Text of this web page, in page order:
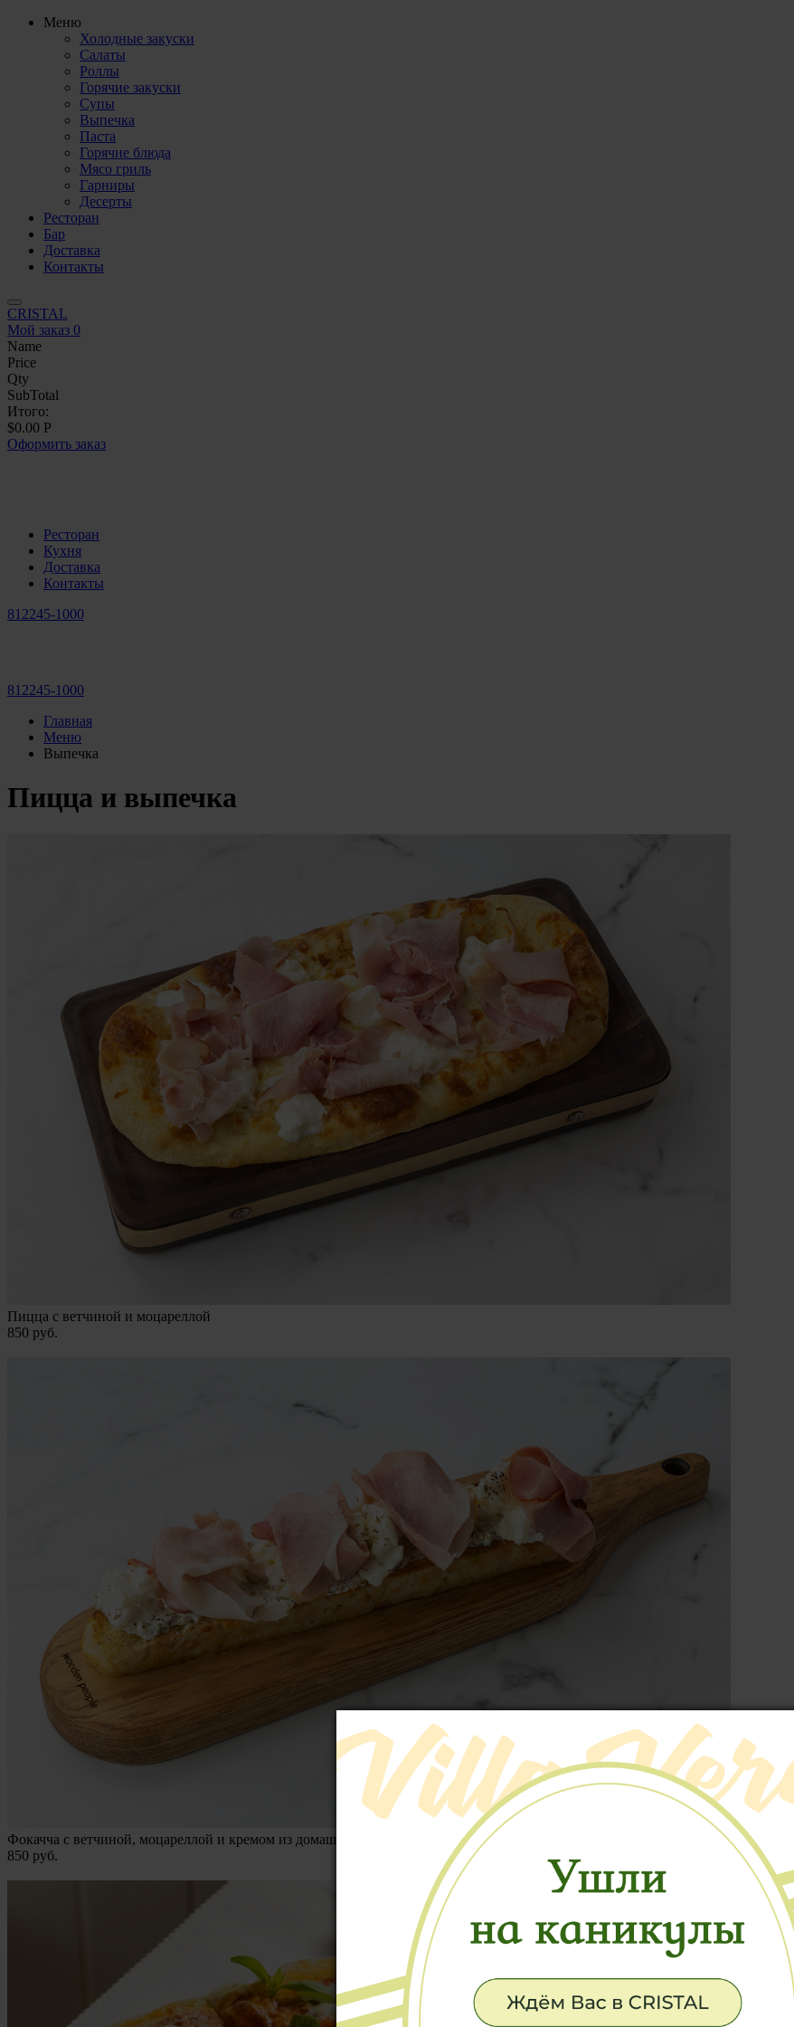
Меню
Холодные закуски
Салаты
Роллы
Горячие закуски
Супы
Выпечка
Паста
Горячие блюда
Мясо гриль
Гарниры
Десерты
Ресторан
Бар
Доставка
Контакты
CRISTAL
Мой заказ 0
Name
Price
Qty
SubTotal
Итого:
$0.00 Р
Оформить заказ
Ресторан
Кухня
Доставка
Контакты
812245-1000
812245-1000
Главная
Меню
Выпечка
Пицца и выпечка
Пицца с ветчиной и моцареллой
850 руб.
Фокачча с ветчиной, моцареллой и кремом из домашнего сыра
850 руб.